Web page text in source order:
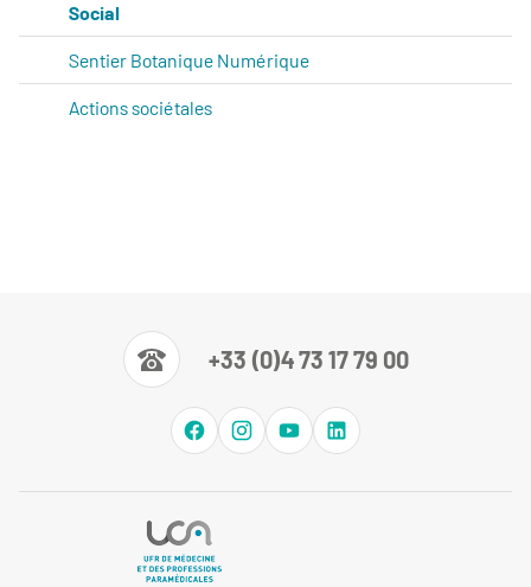
Social
Sentier Botanique Numérique
Actions sociétales
+33 (0)4 73 17 79 00